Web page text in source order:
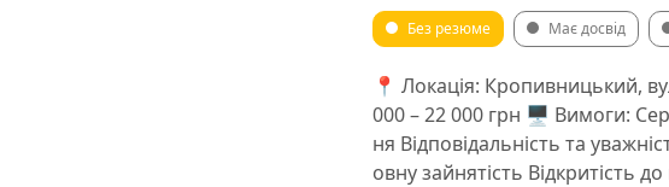
Без резюме Має досвід
📍 Локація: Кропивницький,
000 – 22 000 грн 🖥 Вимоги:
ня Відповідальність та
овну зайнятість Відкритість